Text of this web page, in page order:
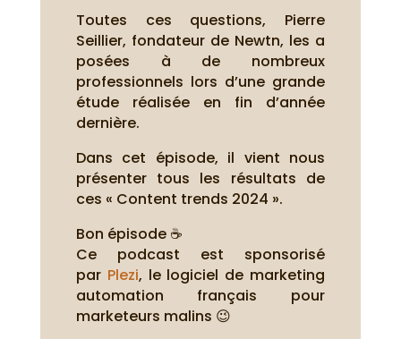
Toutes ces questions, Pierre
Seillier, fondateur de Newtn, les a
posées à de nombreux
professionnels lors d’une grande
étude réalisée en fin d’année
dernière.
Dans cet épisode, il vient nous
présenter tous les résultats de
ces « Content trends 2024 ».
Bon épisode ☕
Ce podcast est sponsorisé
par Plezi, le logiciel de marketing
automation français pour
marketeurs malins 😉